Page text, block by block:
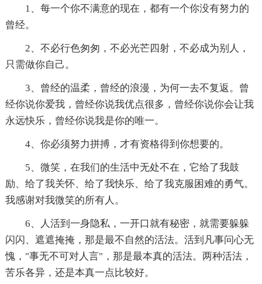
1、每一个你不满意的现在，都有一个你没有努力的
曾经。
2、不必行色匆匆，不必光芒四射，不必成为别人，
只需做你自己。
3、曾经的温柔，曾经的浪漫，为何一去不复返。曾
经你说你爱我，曾经你说我优点很多，曾经你说你会让我
永远快乐，曾经你说我是你的唯一。
4、你必须努力拼搏，才有资格得到你想要的。
5、微笑，在我们的生活中无处不在，它给了我鼓
励、给了我关怀、给了我快乐、给了我克服困难的勇气。
我感谢对我微笑的所有人。
6、人活到一身隐私，一开口就有秘密，就需要躲躲
闪闪、遮遮掩掩，那是最不自然的活法。活到凡事问心无
愧，"事无不可对人言"，那是最本真的活法。两种活法，
苦乐各异，还是本真一点比较好。